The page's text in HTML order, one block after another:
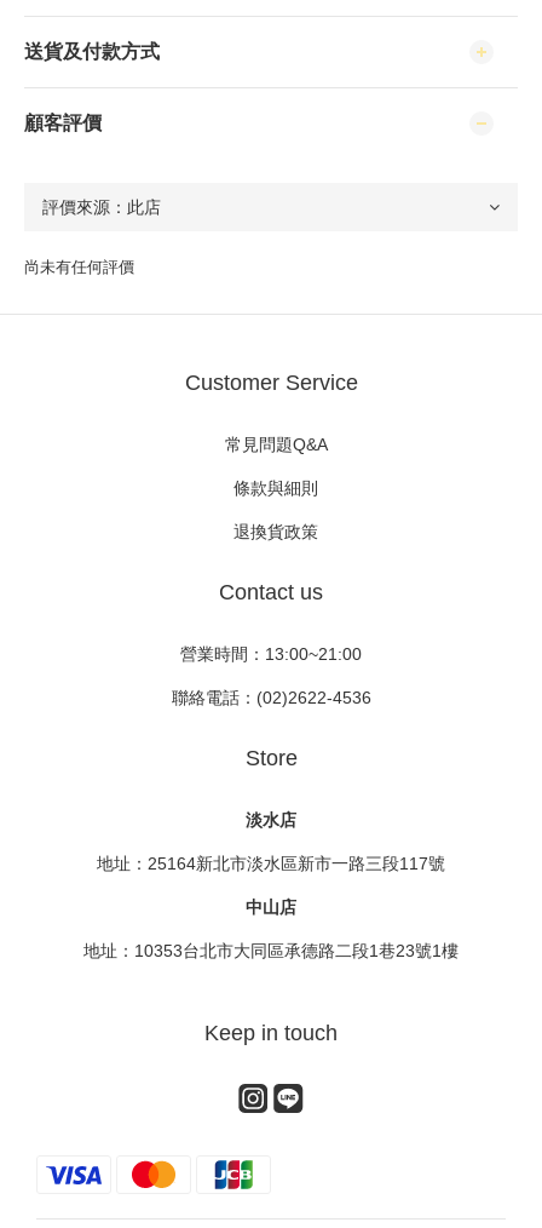
送貨及付款方式
顧客評價
尚未有任何評價
Customer Service
常見問題Q&A
條款與細則
退換貨政策
Contact us
營業時間：13:00~21:00
聯絡電話：(02)2622-4536
Store
淡水店
地址：25164新北市淡水區新市一路三段117號
中山店
地址：10353台北市大同區承德路二段1巷23號1樓
Keep in touch